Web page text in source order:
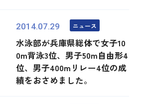
2014.07.29 ニュース
水泳部が兵庫県総体で女子10
0m背泳3位、男子50m自由形4
位、男子400mリレー4位の成
績をおさめました。